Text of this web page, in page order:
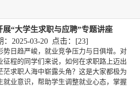
展“大学生求职与应聘”专题讲座
：2025-03-20 点击：[23]
势日趋严峻，就业竞争压力与日俱增。对
征程的同学们来说，如何在求职路上迈出
茫求职人海中崭露头角？这是大家都极为
就业意识，帮助学生调整就业心态，掌握